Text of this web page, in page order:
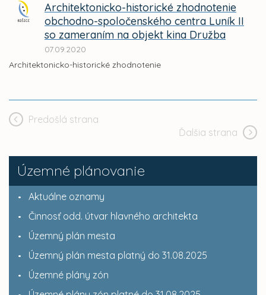
Územné plánovanie
Aktuálne oznamy
Činnosť odd. útvar hlavného architekta
Územný plán mesta
Územný plán mesta platný do 31.08.2025
Územné plány zón
Architektonicko-historické zhodnotenie
obchodno-spoločenského centra Luník II
so zameraním na objekt kina Družba
07.09.2020
Architektonicko-historické zhodnotenie
Predošlá strana
Ďalšia strana